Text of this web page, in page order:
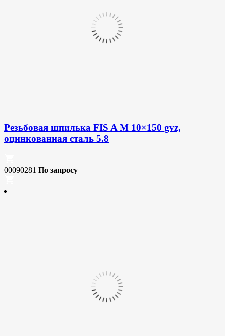
Резьбовая шпилька FIS A M 10×150 gvz,
оцинкованная сталь 5.8
00090281 По запросу